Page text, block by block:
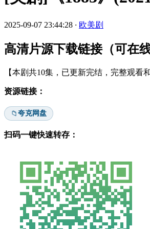
2025-09-07 23:44:28 · 欧美剧
高清片源下载链接（可在线
【本剧共10集，已更新完结，完整观看
资源链接：
📁夸克网盘
扫码一键快速转存：